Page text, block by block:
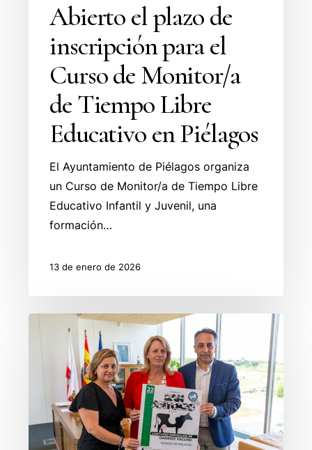
Abierto el plazo de
inscripción para el
Curso de Monitor/a
de Tiempo Libre
Educativo en Piélagos
El Ayuntamiento de Piélagos organiza
un Curso de Monitor/a de Tiempo Libre
Educativo Infantil y Juvenil, una
formación…
13 de enero de 2026
acogerá
domingo
148
edición